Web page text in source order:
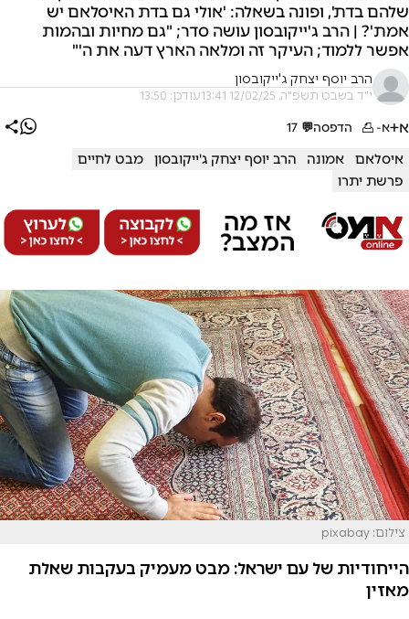
שלהם בדת', ופונה בשאלה: 'אולי גם בדת האיסלאם יש
אמת'? | הרב ג'ייקובסון עושה סדר; "גם מחיות ובהמות
אפשר ללמוד; העיקר זה ומלאה הארץ דעה את ה'"
הרב יוסף יצחק ג'ייקובסון
י"ד בשבט תשפ"ה, 12/02/25 13:41 עודכן: 13:50
א+א- הדפסה💬
17
איסלאם אמונה הרב יוסף יצחק ג'ייקובסון
מבט לחיים
פרשת יתרו
צילום: pixabay
הייחודיות של עם ישראל: מבט מעמיק בעקבות שאלת
מאזין